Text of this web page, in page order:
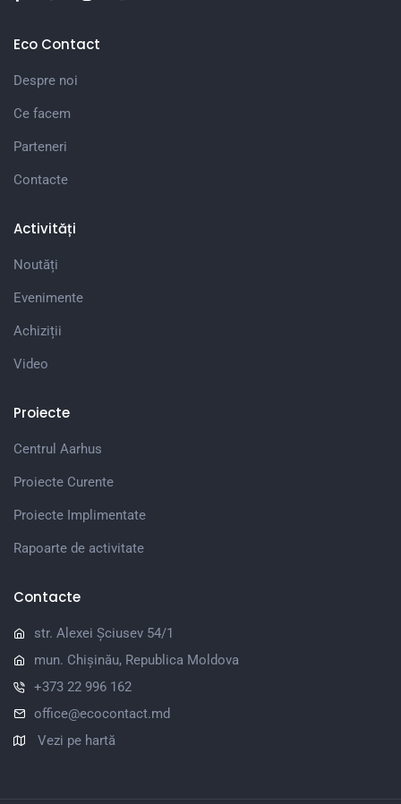
Eco Contact
Despre noi
Ce facem
Parteneri
Contacte
Activități
Noutăți
Evenimente
Achiziții
Video
Proiecte
Centrul Aarhus
Proiecte Curente
Proiecte Implimentate
Rapoarte de activitate
Contacte
str. Alexei Șciusev 54/1
mun. Chișinău, Republica Moldova
+373 22 996 162
office@ecocontact.md
Vezi pe hartă